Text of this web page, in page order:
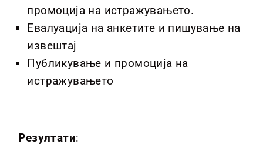
промоција на истражувањето.
Евалуација на анкетите и пишување на
извештај
Публикување и промоција на
истражувањето
Резултати: